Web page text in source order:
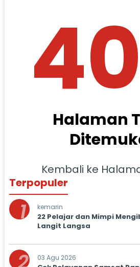
Halaman
Kembali ke
Terpopuler
1 kemarin
22 Pelajar dan Mimpi
Langit Langsa
03 Agu 2026